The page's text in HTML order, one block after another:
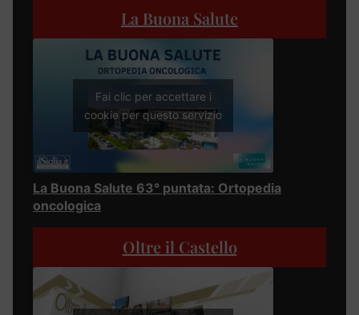
La Buona Salute
Fai clic per accettare i
cookie per questo servizio
La Buona Salute 63° puntata: Ortopedia
oncologica
Oltre il Castello